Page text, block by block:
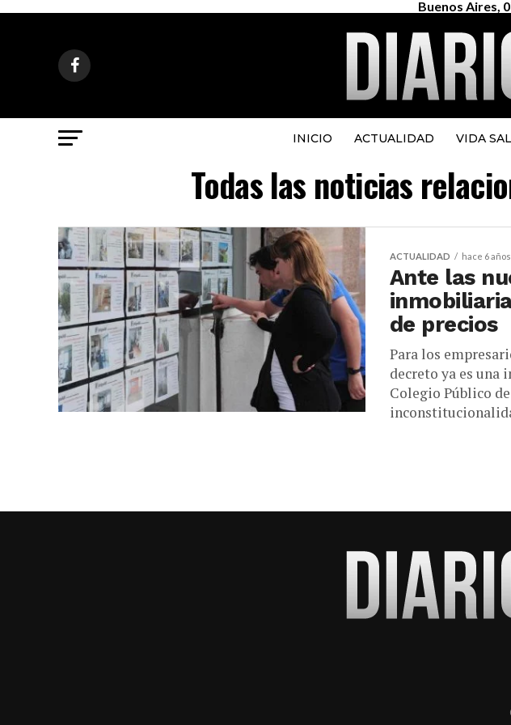
Buenos Aires,
INICIO ACTUALIDAD VIDA
Todas las noticias
ACTUALIDAD hace 6 años
Ante las
de precios
Para los
decreto ya es una
Colegio Público